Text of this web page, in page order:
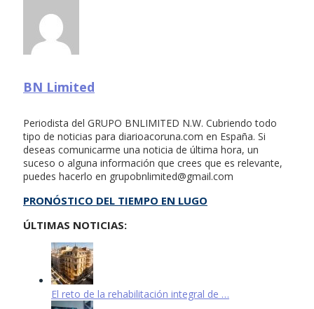
BN Limited
Periodista del GRUPO BNLIMITED N.W. Cubriendo todo
tipo de noticias para diarioacoruna.com en España. Si
deseas comunicarme una noticia de última hora, un
suceso o alguna información que crees que es relevante,
puedes hacerlo en grupobnlimited@gmail.com
PRONÓSTICO DEL TIEMPO EN LUGO
ÚLTIMAS NOTICIAS:
El reto de la rehabilitación integral de …